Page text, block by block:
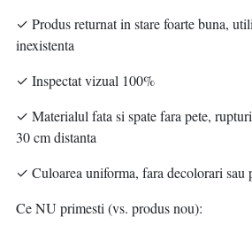
✓ Produs returnat in stare foarte buna,
inexistenta
✓ Inspectat vizual 100%
✓ Materialul fata si spate fara pete,
30 cm distanta
✓ Culoarea uniforma, fara decolorari sau
Ce NU primesti (vs. produs nou):